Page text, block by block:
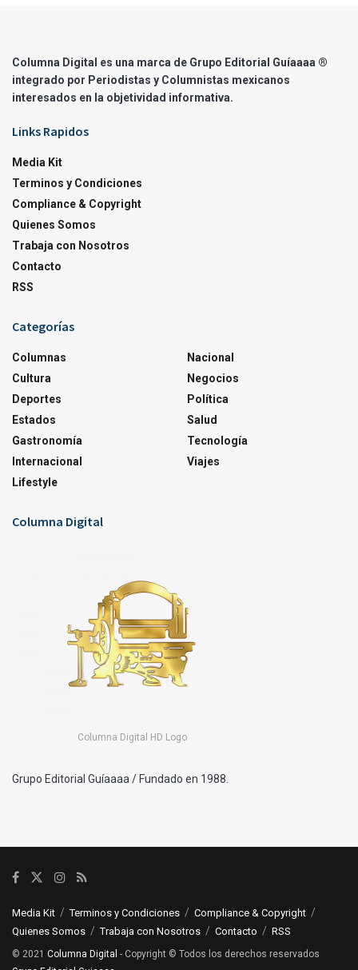
Columna Digital es una marca de Grupo Editorial Guíaaaa ®
integrado por Periodistas y Columnistas mexicanos
interesados en la objetividad informativa.
Links Rapidos
Media Kit
Terminos y Condiciones
Compliance & Copyright
Quienes Somos
Trabaja con Nosotros
Contacto
RSS
Categorías
Columnas
Cultura
Deportes
Estados
Gastronomía
Internacional
Lifestyle
Nacional
Negocios
Política
Salud
Tecnología
Viajes
Columna Digital
Columna Digital HD Logo
Grupo Editorial Guíaaaa / Fundado en 1988.
Media Kit Terminos y Condiciones
Compliance & Copyright
Quienes Somos
Trabaja con Nosotros Contacto RSS
© 2021 Columna Digital - Copyright © Todos los derechos reservados